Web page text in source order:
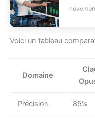
Voici un tableau
Domaine
Précision 85%